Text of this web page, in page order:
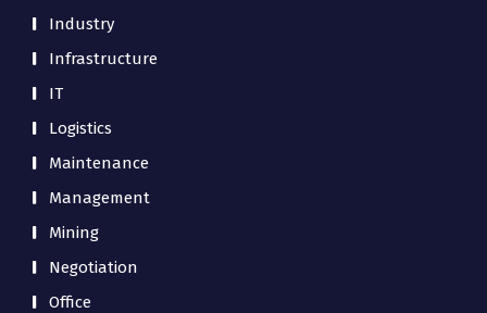
Industry
Infrastructure
IT
Logistics
Maintenance
Management
Mining
Negotiation
Office